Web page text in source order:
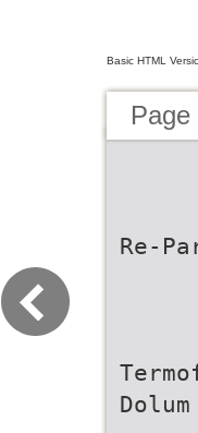
Basic HTML
Re-